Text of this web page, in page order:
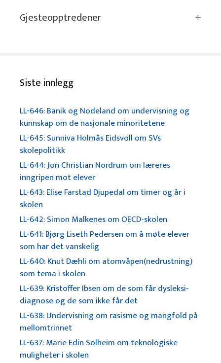
Gjesteopptredener
Siste innlegg
LL-646: Banik og Nodeland om undervisning og
kunnskap om de nasjonale minoritetene
LL-645: Sunniva Holmås Eidsvoll om SVs
skolepolitikk
LL-644: Jon Christian Nordrum om læreres
inngripen mot elever
LL-643: Elise Farstad Djupedal om timer og år i
skolen
LL-642: Simon Malkenes om OECD-skolen
LL-641: Bjørg Liseth Pedersen om å møte elever
som har det vanskelig
LL-640: Knut Dæhli om atomvåpen(nedrustning)
som tema i skolen
LL-639: Kristoffer Ibsen om de som får dysleksi-
diagnose og de som ikke får det
LL-638: Undervisning om rasisme og mangfold på
mellomtrinnet
LL-637: Marie Edin Solheim om teknologiske
muligheter i skolen